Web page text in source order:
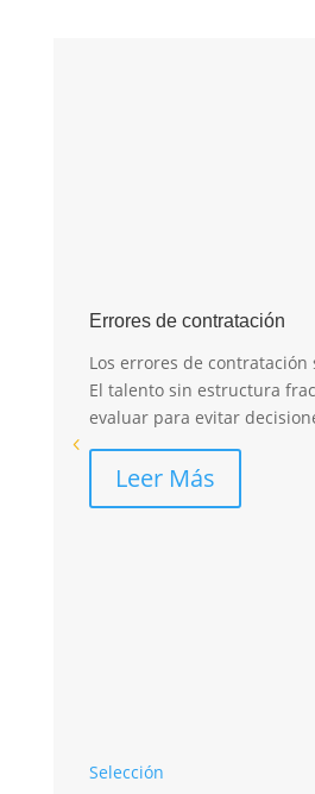
Errores de contratación
Los errores de contratación
El talento sin estructura
evaluar para evitar
Leer Más
Selección